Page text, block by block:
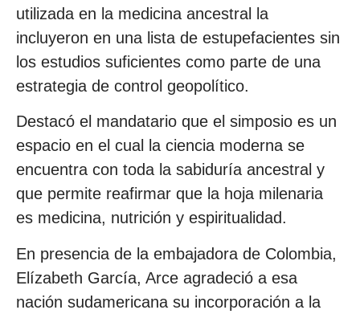
utilizada en la medicina ancestral la
incluyeron en una lista de estupefacientes sin
los estudios suficientes como parte de una
estrategia de control geopolítico.
Destacó el mandatario que el simposio es un
espacio en el cual la ciencia moderna se
encuentra con toda la sabiduría ancestral y
que permite reafirmar que la hoja milenaria
es medicina, nutrición y espiritualidad.
En presencia de la embajadora de Colombia,
Elízabeth García, Arce agradeció a esa
nación sudamericana su incorporación a la